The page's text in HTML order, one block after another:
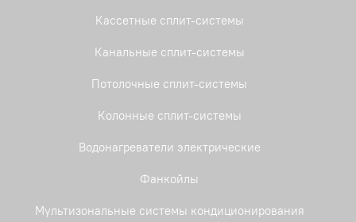
Кассетные сплит-системы
Канальные сплит-системы
Потолочные сплит-системы
Колонные сплит-системы
Водонагреватели электрические
Фанкойлы
Мультизональные системы кондиционирования